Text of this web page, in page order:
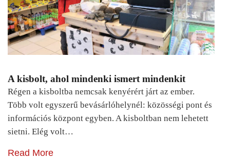
A kisbolt, ahol mindenki ismert mindenkit
Régen a kisboltba nemcsak kenyérért járt az ember.
Több volt egyszerű bevásárlóhelynél: közösségi pont és
információs központ egyben. A kisboltban nem lehetett
sietni. Elég volt…
Read More